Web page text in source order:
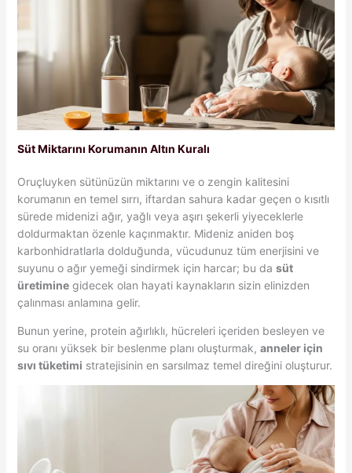
Süt Miktarını Korumanın Altın Kuralı
Oruçluyken sütünüzün miktarını ve o zengin kalitesini
korumanın en temel sırrı, iftardan sahura kadar geçen o kısıtlı
sürede midenizi ağır, yağlı veya aşırı şekerli yiyeceklerle
doldurmaktan özenle kaçınmaktır. Mideniz aniden boş
karbonhidratlarla dolduğunda, vücudunuz tüm enerjisini ve
suyunu o ağır yemeği sindirmek için harcar; bu da süt
üretiminegidecek olan hayati kaynakların sizin elinizden
çalınması anlamına gelir.
Bunun yerine, protein ağırlıklı, hücreleri içeriden besleyen ve
su oranı yüksek bir beslenme planı oluşturmak, anneler için
sıvı tüketimi stratejisinin en sarsılmaz temel direğini oluşturur.